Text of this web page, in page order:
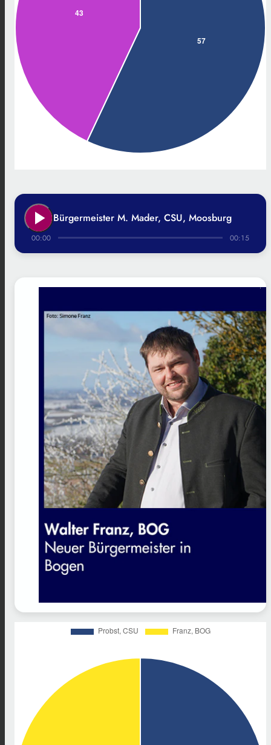
play_arrow Bürgermeister M. Mader, CSU, Moosburg
00:00 00:15
.